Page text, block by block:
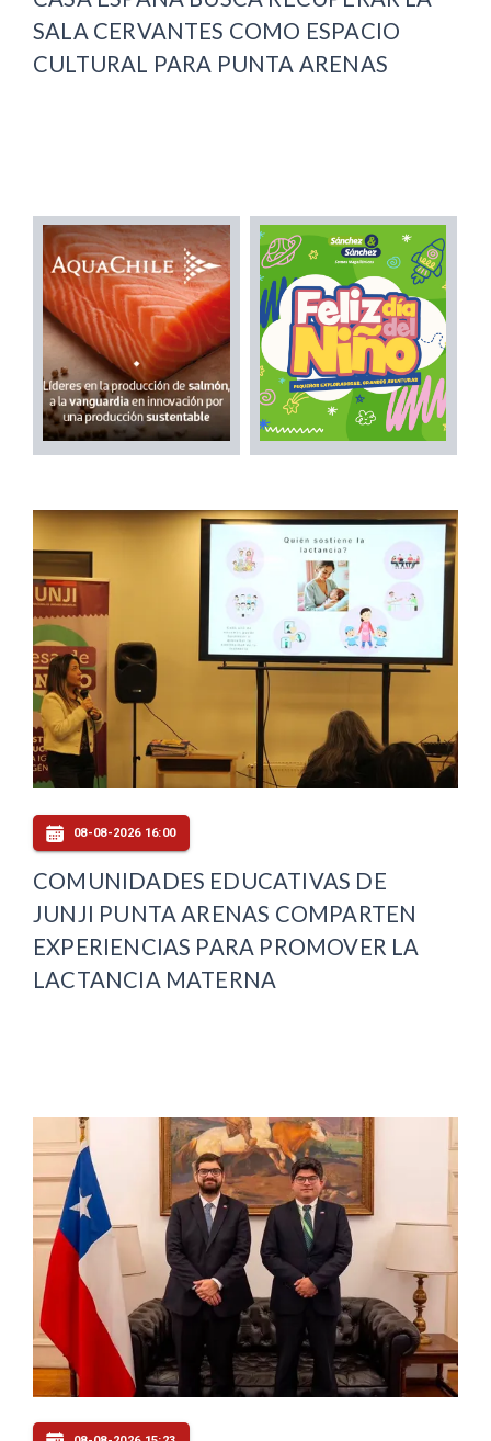
SALA CERVANTES COMO ESPACIO
CULTURAL PARA PUNTA ARENAS
08-08-2026 16:00
COMUNIDADES EDUCATIVAS DE
JUNJI PUNTA ARENAS COMPARTEN
EXPERIENCIAS PARA PROMOVER LA
LACTANCIA MATERNA